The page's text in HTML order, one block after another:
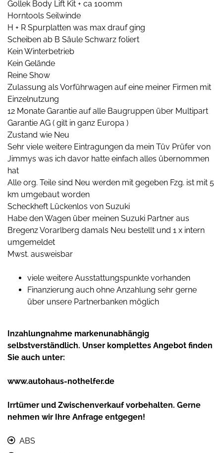
Gollek Body Lift Kit + ca 100mm
Horntools Seilwinde
H + R Spurplatten was max drauf ging
Scheiben ab B Säule Schwarz foliert
Kein Winterbetrieb
Kein Gelände
Reine Show
Zulassung als Vorführwagen auf eine meiner Firmen mit
Einzelnutzung
12 Monate Garantie auf alle Baugruppen über Multipart
Garantie AG ( gilt in ganz Europa )
Zustand wie Neu
Sehr viele weitere Eintragungen da mein Tüv Prüfer von
Jimmys was ich davor hatte einfach alles übernommen
hat
Alle org. Teile sind Neu werden mit gegeben Fzg. ist mit 5
km umgebaut worden
Scheckheft Lückenlos von Suzuki
Habe den Wagen über meinen Suzuki Partner aus
Bregenz Vorarlberg damals Neu bestellt und 1 x intern
umgemeldet
Mwst. ausweisbar
viele weitere Ausstattungspunkte vorhanden
Finanzierung auch ohne Anzahlung sehr gerne
über unsere Partnerbanken möglich
Inzahlungnahme markenunabhängig
selbstverständlich. Unser komplettes Angebot finden
Sie auch unter:
www.autohaus-nothelfer.de
Irrtümer und Zwischenverkauf vorbehalten. Gerne
nehmen wir Ihre Anfrage entgegen!
ABS